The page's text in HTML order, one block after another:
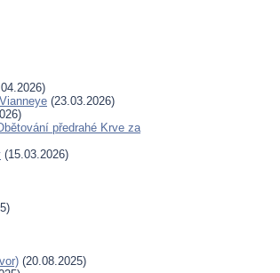
(23.03.2026)
předrahé Krve za
(15.03.2026)
(20.08.2025)